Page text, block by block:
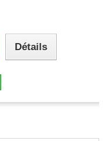
Détails